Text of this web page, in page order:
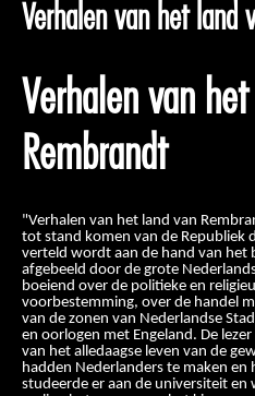
Verhalen van het land
Verhalen van
Rembrandt
"Verhalen van het land van
tot stand komen van de Republiek
verteld wordt aan de hand van het
afgebeeld door de grote
boeiend over de politieke en
voorbestemming, over de handel
van de zonen van Nederlandse
en oorlogen met Engeland. De
van het alledaagse leven van de
hadden Nederlanders te maken en
studeerde er aan de universiteit en